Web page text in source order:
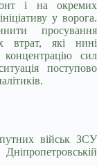
і на окремих
у ворога.
просування
втрат, які нині
сил
поступово
військ ЗСУ